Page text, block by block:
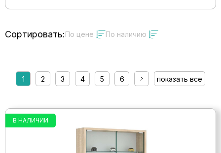
Сортировать:По цене По наличию
1 2 3 4 5 6 показать все
В НАЛИЧИИ